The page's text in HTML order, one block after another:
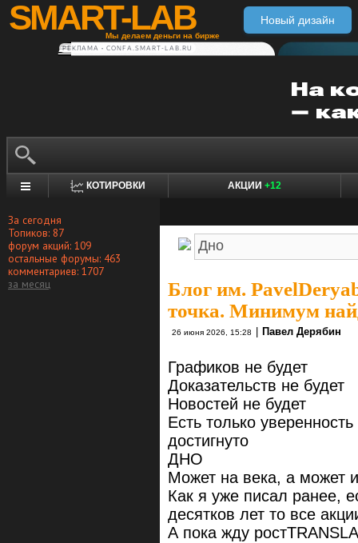
SMART-LAB
Мы делаем деньги на бирже
Новый дизайн
РЕКЛАМА • CONFA.SMART-LAB.RU
КОТИРОВКИ АКЦИИ +12
За сегодня
Топиков: 87
форум акций: 109
остальные форумы: 463
комментариев: 1707
за месяц
Блог им.
точка. Минимум
26 июня 2026, 15:28 Павел Дерябин
Графиков не будет
Доказательств не будет
Новостей не будет
Есть только
достигнуто
ДНО
Может на века, а может
Как я уже писал ранее,
десятков лет то все
А пока жду рост